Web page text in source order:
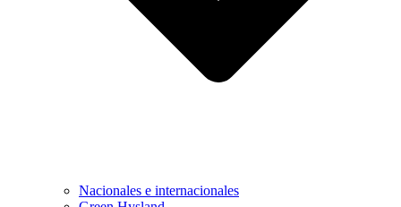
Nacionales e internacionales